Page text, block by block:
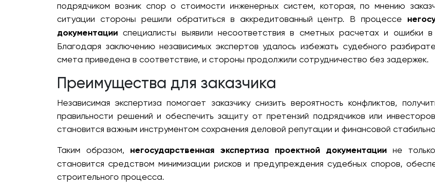
подрядчиком возник спор о стоимости инженерных систем, которая, по мнению
ситуации стороны решили обратиться в аккредитованный центр. В процессе
документации специалисты выявили несоответствия в сметных расчетах и ошибки в
Благодаря заключению независимых экспертов удалось избежать судебного
смета приведена в соответствие, и стороны продолжили сотрудничество без задержек.
Преимущества для заказчика
Независимая экспертиза помогает заказчику снизить вероятность конфликтов,
правильности решений и обеспечить защиту от претензий подрядчиков или
становится важным инструментом сохранения деловой репутации и финансовой
Таким образом, негосударственная экспертиза проектной документации не
становится средством минимизации рисков и предупреждения судебных споров,
строительного процесса.